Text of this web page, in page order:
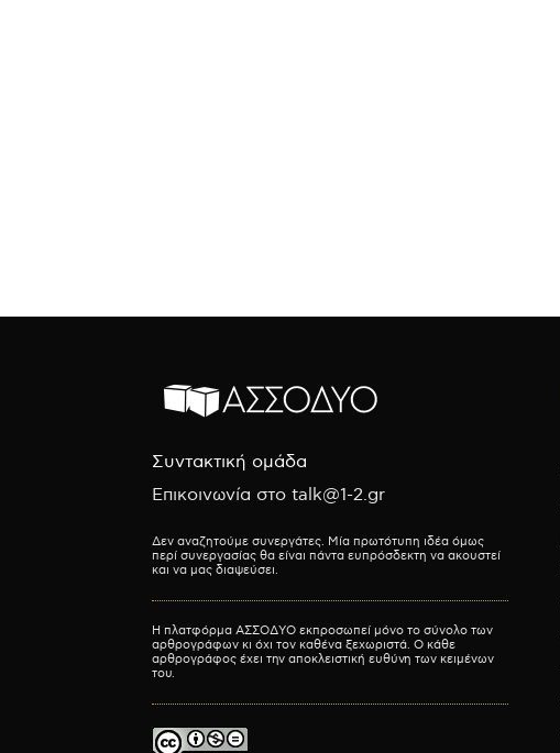
Συντακτική ομάδα
Επικοινωνία στο talk@1-2.gr
Δεν αναζητούμε συνεργάτες. Μία πρωτότυπη ιδέα όμως
περί συνεργασίας θα είναι πάντα ευπρόσδεκτη να ακουστεί
και να μας διαψεύσει.
Η πλατφόρμα ΑΣΣΟΔΥΟ εκπροσωπεί μόνο το σύνολο των
αρθρογράφων κι όχι τον καθένα ξεχωριστά. Ο κάθε
αρθρογράφος έχει την αποκλειστική ευθύνη των κειμένων
του.